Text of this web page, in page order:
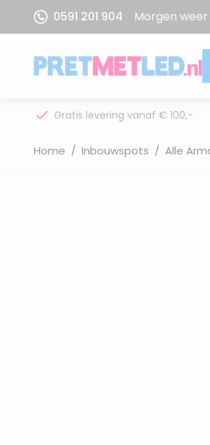
Ga naar de inhoud
0591 201 904 Morgen
Gratis levering vanaf € 100,-
Home / Inbouwspots / Alle